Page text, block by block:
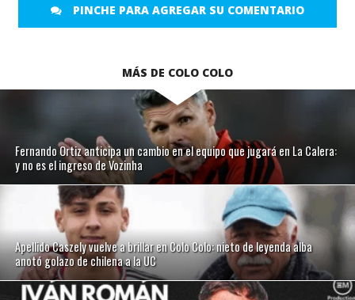
PINCHE PARA AGREGAR SU COMENTARIO
MÁS DE COLO COLO
Fernando Ortiz anticipa un cambio en el equipo que jugará en La Calera:
y no es el ingreso de Vozinha
Apellido Caszely vuelve a brillar en Colo Colo: nieto de leyenda alba
anotó golazo de chilena a la UC